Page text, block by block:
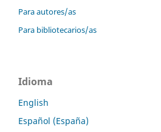
Para autores/as
Para bibliotecarios/as
Idioma
English
Español (España)